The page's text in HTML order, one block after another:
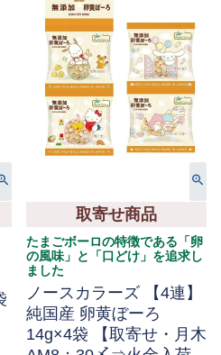
取寄せ商品
たまごボーロの特徴である「卵
の風味」と「口どけ」を追求し
ました
ノースカラーズ 【4連】
純国産 卵黄ぼーろ
14g×4袋 【取寄せ・月木